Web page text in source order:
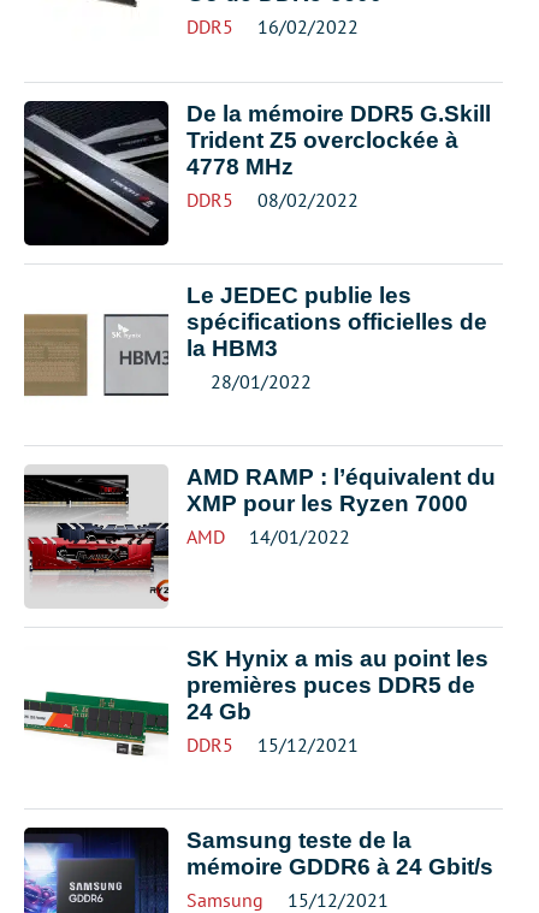
DDR5 16/02/2022
De la mémoire DDR5 G.Skill
Trident Z5 overclockée à
4778 MHz
DDR5 08/02/2022
Le JEDEC publie les
spécifications officielles de
la HBM3
28/01/2022
AMD RAMP : l’équivalent du
XMP pour les Ryzen 7000
AMD 14/01/2022
SK Hynix a mis au point les
premières puces DDR5 de
24 Gb
DDR5 15/12/2021
Samsung teste de la
mémoire GDDR6 à 24 Gbit/s
Samsung 15/12/2021